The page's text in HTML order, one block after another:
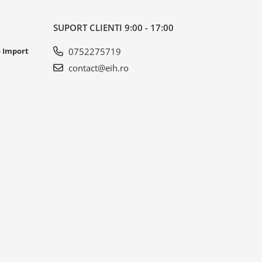
Import
SUPORT CLIENTI 9:00 - 17:00
0752275719
contact@eih.ro